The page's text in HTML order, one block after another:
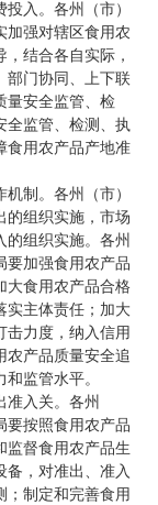
入。各州（市）
加强对辖区食用农
结合各自实际，
部门协同、上下联
量安全监管、检
全监管、检测、执
食用农产品产地准
制。各州（市）
的组织实施，市场
的组织实施。各州
要加强食用农产品
大食用农产品合格
实主体责任；加大
击力度，纳入信用
农产品质量安全追
监管水平。
入关。各州
要按照食用农产品
监督食用农产品生
备，对准出、准入
；制定和完善食用